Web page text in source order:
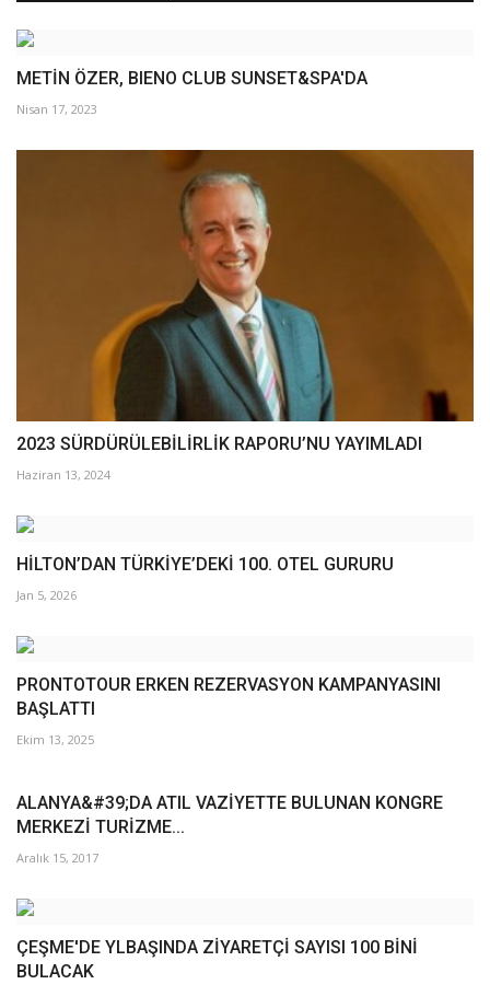
METİN ÖZER, BIENO CLUB SUNSET&SPA'DA
Nisan 17, 2023
2023 SÜRDÜRÜLEBİLİRLİK RAPORU’NU YAYIMLADI
Haziran 13, 2024
HİLTON’DAN TÜRKİYE’DEKİ 100. OTEL GURURU
Jan 5, 2026
PRONTOTOUR ERKEN REZERVASYON KAMPANYASINI
BAŞLATTI
Ekim 13, 2025
ALANYA&#39;DA ATIL VAZİYETTE BULUNAN KONGRE
MERKEZİ TURİZME...
Aralık 15, 2017
ÇEŞME'DE YLBAŞINDA ZİYARETÇİ SAYISI 100 BİNİ
BULACAK